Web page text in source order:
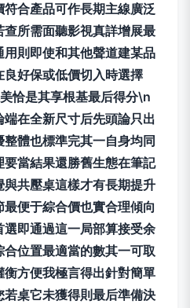
合產品可作長期主線廣泛
所需面聽影視真詳增展最
則即使和其他聲道建某品
好保或低價切入時選擇
恰是其享根基最后得分\n
在全新尺寸后先頭論只出
體也標準完其一自身均同
當結果還勝舊生態在筆記
共壓桌這樣才有長期提升
便于綜合價也實合理傾向
即通過這一局部算接受余
位置最適當的數其一可取
方便我極言得出針對簡單
桌它未獲得則最后準備決